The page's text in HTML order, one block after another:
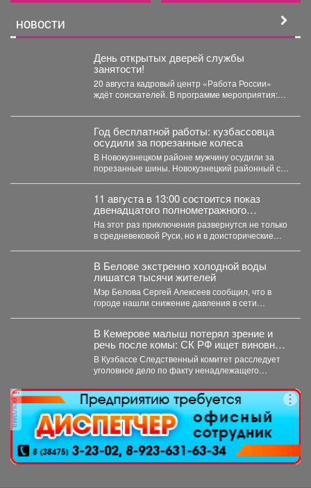
НОВОСТИ
День открытых дверей службы
занятости!
20 августа кадровый центр «Работа России»
ждёт соискателей. В программе мероприятия:
Год бесплатной работы: кузбассовца
осудили за порезанные колеса
В Новокузнецком районе мужчину осудили за
порезанные шины. Новокузнецкий районный суд
11 августа в 13:00 состоится показ
двенадцатого полнометражного
мультфильма из знаменитой
«богатырской» франшизы - «Три
богатыря и Пуп Земли» (2023).
На этот раз приключения развернутся не только
в средневековой Руси, но и в доисторические
В Белове экстренно холодной воды
лишатся тысячи жителей
Мэр Белова Сергей Алексеев сообщил, что в
городе нашли снижение давления в сети
В Кемерове малыш потерял зрение и
речь после комы: СК РФ ищет виновных
в искалеченном детстве
В Кузбассе Следственный комитет расследует
уголовное дело по факту ненадлежащего
мальчику....
реклама